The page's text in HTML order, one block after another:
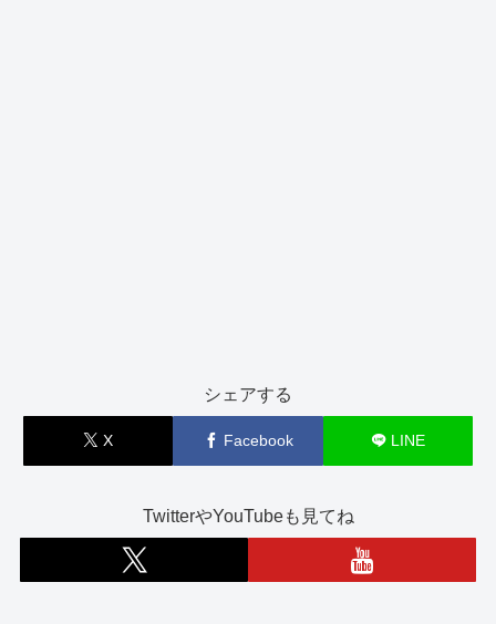
シェアする
X Facebook LINE
TwitterやYouTubeも見てね